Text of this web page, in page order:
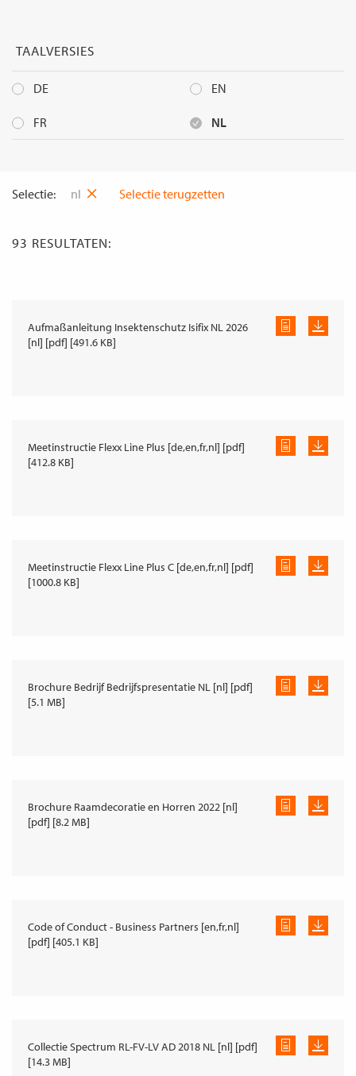
TAALVERSIES
DE EN
FR NL
Selectie: nl Selectie terugzetten
93 RESULTATEN:
Aufmaßanleitung Insektenschutz Isifix NL 2026
[nl] [pdf] [491.6 KB]
Meetinstructie Flexx Line Plus [de,en,fr,nl] [pdf]
[412.8 KB]
Meetinstructie Flexx Line Plus C [de,en,fr,nl] [pdf]
[1000.8 KB]
Brochure Bedrijf Bedrijfspresentatie NL [nl] [pdf]
[5.1 MB]
Brochure Raamdecoratie en Horren 2022 [nl]
[pdf] [8.2 MB]
Code of Conduct - Business Partners [en,fr,nl]
[pdf] [405.1 KB]
Collectie Spectrum RL-FV-LV AD 2018 NL [nl] [pdf]
[14.3 MB]